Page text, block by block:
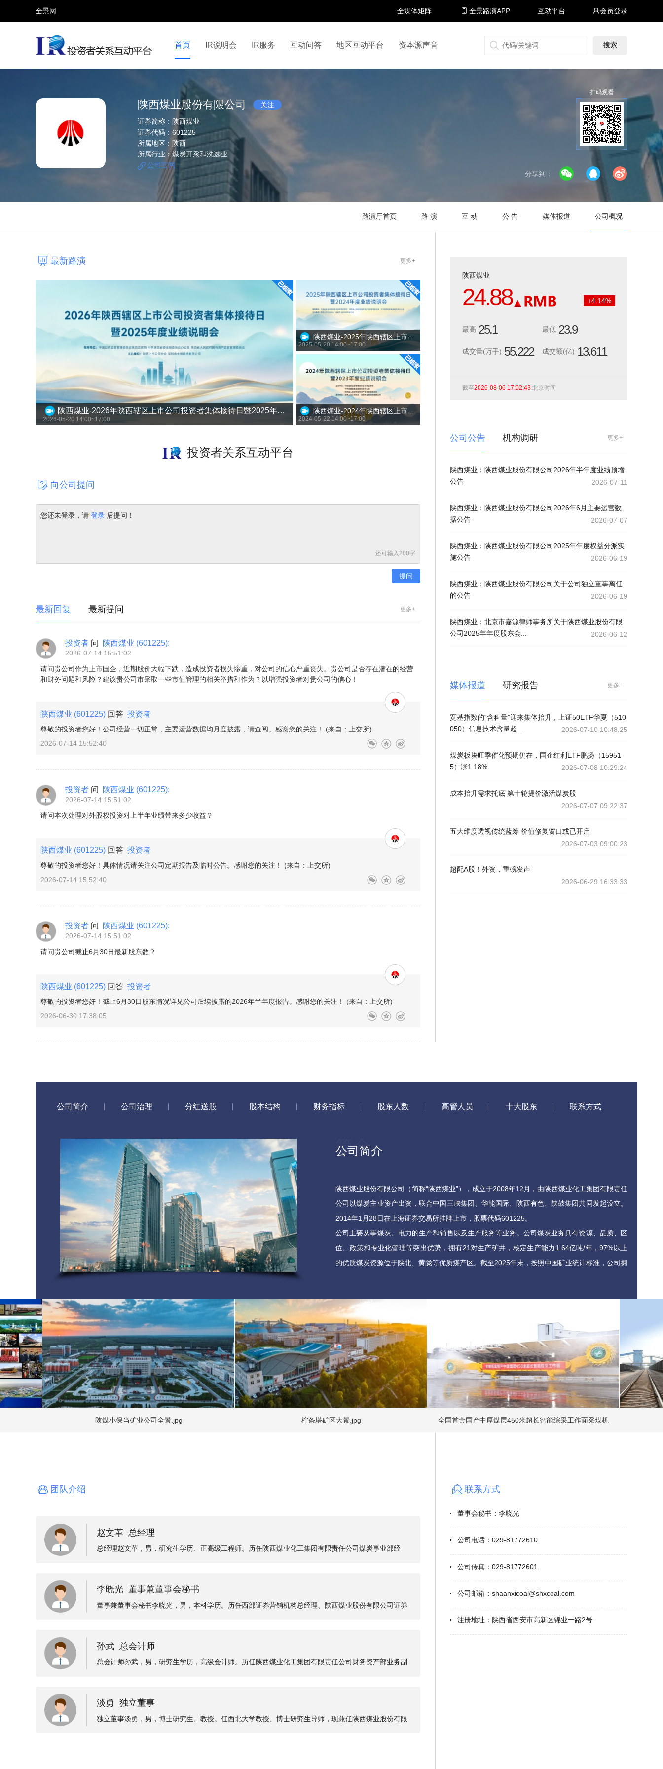
全景网 全媒体矩阵
视频号 全景网官微 微信公众号 头条号 百家号 抖音号 快手号 喜马拉雅 财富号 搜狐号 同顺号 雪球号 生活号
全景路演APP 互动平台 会员登录
首页 IR说明会 IR服务 互动问答 地区互动平台 资本源声音
陕西煤业股份有限公司 关注
证券简称： 陕西煤业
证券代码： 601225
所属地区： 陕西
所属行业：煤炭开采和洗选业
公司官网
扫码观看
分享到：
路演厅首页 路 演 互 动 公 告 媒体报道 公司概况
最新路演 更多+
陕西煤业-2026年陕西辖区上市公司投资者集体接待日暨2025年度业绩说明会
2026-05-20 14:00~17:00
2025-05-20 14:00~17:00
2024-05-22 14:00~17:00
投资者关系互动平台
向公司提问
您还未登录，请 登录 后提问！
还可输入200字
最新回复 最新提问 更多+
投资者 问 陕西煤业 (601225):
2026-07-14 15:51:02
请问贵公司作为上市国企，近期股价大幅下跌，造成投资者损失惨重，对公司的信心严重丧失。贵公司是否存在潜在的经营
和财务问题和风险？建议贵公司市采取一些市值管理的相关举措和作为？以增强投资者对贵公司的信心！
陕西煤业 (601225) 回答 投资者
尊敬的投资者您好！公司经营一切正常，主要运营数据均月度披露，请查阅。感谢您的关注！ (来自：上交所)
2026-07-14 15:52:40
投资者 问 陕西煤业 (601225):
2026-07-14 15:51:02
请问本次处理对外股权投资对上半年业绩带来多少收益？
陕西煤业 (601225) 回答 投资者
尊敬的投资者您好！具体情况请关注公司定期报告及临时公告。感谢您的关注！ (来自：上交所)
2026-07-14 15:52:40
投资者 问 陕西煤业 (601225):
2026-07-14 15:51:02
请问贵公司截止6月30日最新股东数？
陕西煤业 (601225) 回答 投资者
尊敬的投资者您好！截止6月30日股东情况详见公司后续披露的2026年半年度报告。感谢您的关注！ (来自：上交所)
2026-06-30 17:38:05
陕西煤业
24.88 +4.14%
最高 25.1 最低 23.9
成交量(万手) 55.222 成交额(亿) 13.611
截至2026-08-06 17:02:43 北京时间
公司公告 机构调研 更多+
陕西煤业：陕西煤业股份有限公司2026年半年度业绩预增
公告
2026-07-11
陕西煤业：陕西煤业股份有限公司2026年6月主要运营数
据公告
2026-07-07
陕西煤业：陕西煤业股份有限公司2025年年度权益分派实
施公告
2026-06-19
陕西煤业：陕西煤业股份有限公司关于公司独立董事离任
的公告
2026-06-19
陕西煤业：北京市嘉源律师事务所关于陕西煤业股份有限
公司2025年年度股东会...
2026-06-12
媒体报道 研究报告 更多+
宽基指数的“含科量”迎来集体抬升，上证50ETF华夏（510
050）信息技术含量超...
2026-07-10 10:48:25
煤炭板块旺季催化预期仍在，国企红利ETF鹏扬（15951
5）涨1.18%
2026-07-08 10:29:24
成本抬升需求托底 第十轮提价激活煤炭股
2026-07-07 09:22:37
五大维度透视传统蓝筹 价值修复窗口或已开启
2026-07-03 09:00:23
超配A股！外资，重磅发声
2026-06-29 16:33:33
公司简介 公司治理 分红送股 股本结构 财务指标 股东人数 高管人员 十大股东 联系方式
公司简介
陕西煤业股份有限公司（简称“陕西煤业”），成立于2008年12月，由陕西煤业化工集团有限责任
公司以煤炭主业资产出资，联合中国三峡集团、华能国际、陕西有色、陕鼓集团共同发起设立。
2014年1月28日在上海证券交易所挂牌上市，股票代码601225。
公司主要从事煤炭、电力的生产和销售以及生产服务等业务。公司煤炭业务具有资源、品质、区
位、政策和专业化管理等突出优势，拥有21对生产矿井，核定生产能力1.64亿吨/年，97%以上
的优质煤炭资源位于陕北、黄陇等优质煤产区。截至2025年末，按照中国矿业统计标准，公司拥
电力业务主要为火力发电，控股燃煤发电机组总装机容量20180MW，其中在运燃煤发电机组总
装机容量为10860MW，在建燃煤发电机组总装机容量9320MW，现管理控股电厂11家，机组主
要分布在河南、陕西、山西、湖南等省份。
2025年公司实现营业收入 1581.79亿元，归属于本公司股东的净利润167.65亿元，基本每股收益
为1.73元/股。公司秉持积极回报股东的一贯理念，连续多年实施大比例现金分红，2025年度共
计现金分红金额91.89亿元，占公司当年实现可供分配利润的60%，上市至今累计分红金额
904.57亿元。公司市值继续位列全省首位，综合业绩效益评价位居行业前列。公司荣获证券时
金分红榜单”等荣誉，公司价值创造力和行业影响力得到大幅提升。
核心功能、提升核心竞争力，以“投资者为本”的理念，做好信息披露和投资者关系服务，持续回
陕煤小保当矿业公司全景.jpg 柠条塔矿区大景.jpg 全国首套国产中厚煤层450米超长智能综采工作面采煤机
团队介绍
赵文革 总经理
总经理赵文革，男，研究生学历、正高级工程师。历任陕西煤业化工集团有限责任公司煤炭事业部经
李晓光 董事兼董事会秘书
董事兼董事会秘书李晓光，男，本科学历。历任西部证券营销机构总经理、陕西煤业股份有限公司证券
孙武 总会计师
总会计师孙武，男，研究生学历，高级会计师。历任陕西煤业化工集团有限责任公司财务资产部业务副
淡勇 独立董事
独立董事淡勇，男，博士研究生、教授。任西北大学教授、博士研究生导师，现兼任陕西煤业股份有限
联系方式
董事会秘书： 李晓光
公司电话： 029-81772610
公司传真： 029-81772601
公司邮箱： shaanxicoal@shxcoal.com
注册地址： 陕西省西安市高新区锦业一路2号